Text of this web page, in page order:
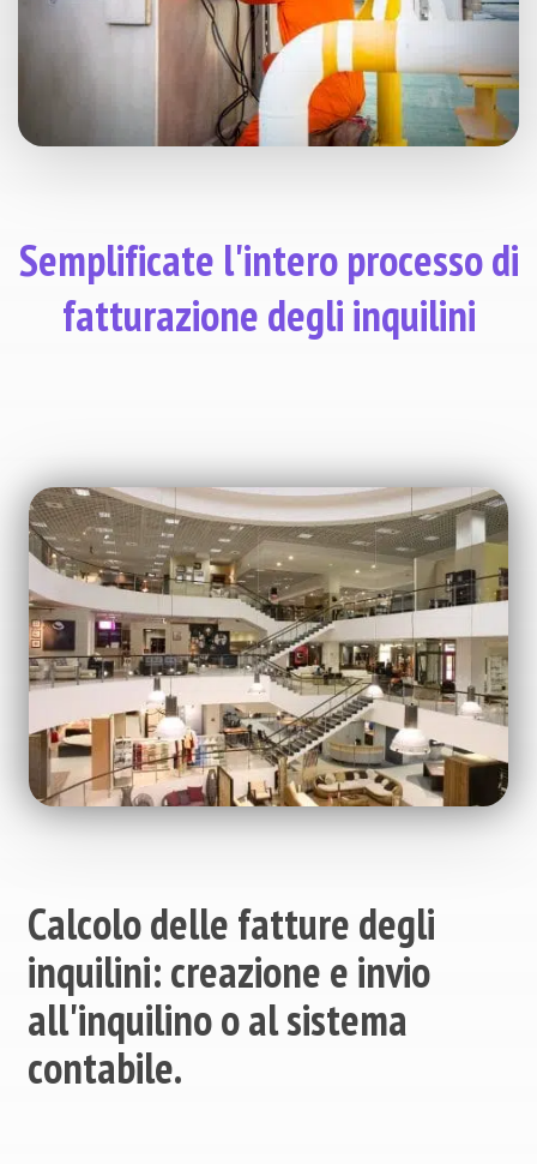
Semplificate l'intero processo di
fatturazione degli inquilini
Calcolo delle fatture degli
inquilini: creazione e invio
all'inquilino o al sistema
contabile.